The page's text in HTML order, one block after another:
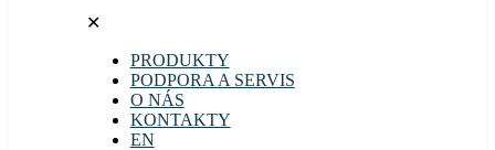
✕
PRODUKTY
PODPORA A SERVIS
O NÁS
KONTAKTY
EN